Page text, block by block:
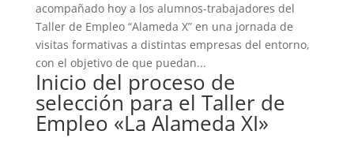
acompañado hoy a los alumnos-trabajadores del
Taller de Empleo “Alameda X” en una jornada de
visitas formativas a distintas empresas del entorno,
con el objetivo de que puedan...
Inicio del proceso de
selección para el Taller de
Empleo «La Alameda XI»